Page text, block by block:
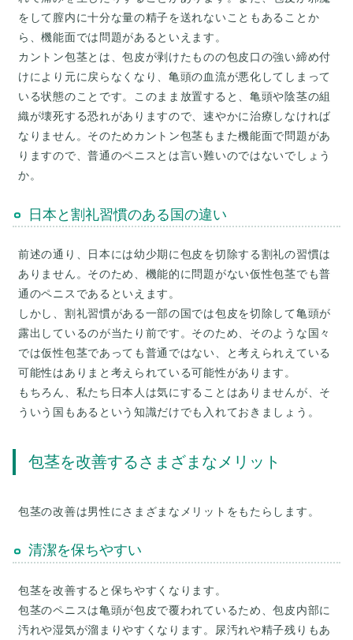
をして膣内に十分な量の精子を送れないこともあることか
ら、機能面では問題があるといえます。
カントン包茎とは、包皮が剥けたものの包皮口の強い締め付
けにより元に戻らなくなり、亀頭の血流が悪化してしまって
いる状態のことです。このまま放置すると、亀頭や陰茎の組
織が壊死する恐れがありますので、速やかに治療しなければ
なりません。そのためカントン包茎もまた機能面で問題があ
りますので、普通のペニスとは言い難いのではないでしょう
日本と割礼習慣のある国の違い
前述の通り、日本には幼少期に包皮を切除する割礼の習慣は
ありません。そのため、機能的に問題がない仮性包茎でも普
通のペニスであるといえます。
しかし、割礼習慣がある一部の国では包皮を切除して亀頭が
露出しているのが当たり前です。そのため、そのような国々
では仮性包茎であっても普通ではない、と考えられえている
可能性はありまと考えられている可能性があります。
もちろん、私たち日本人は気にすることはありませんが、そ
包茎を改善するさまざまなメリット
包茎の改善は男性にさまざまなメリットをもたらします。
清潔を保ちやすい
包茎を改善すると保ちやすくなります。
包茎のペニスは亀頭が包皮で覆われているため、包皮内部に
汚れや湿気が溜まりやすくなります。尿汚れや精子残りもあ